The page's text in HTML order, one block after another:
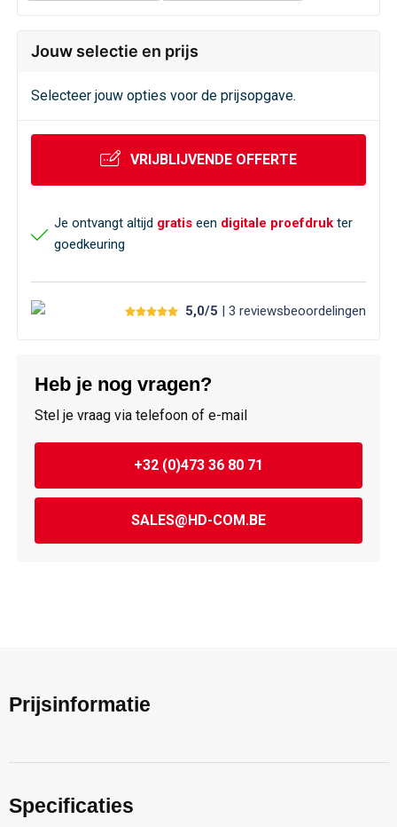
Jouw selectie en prijs
Selecteer jouw opties voor de prijsopgave.
VRIJBLIJVENDE OFFERTE
Je ontvangt altijd gratis een digitale proefdruk ter
goedkeuring
5,0/5 | 3 reviewsbeoordelingen
Heb je nog vragen?
Stel je vraag via telefoon of e-mail
+32 (0)473 36 80 71
SALES@HD-COM.BE
Prijsinformatie
Specificaties